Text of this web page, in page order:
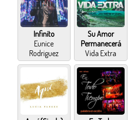
Infinito
Eunice
Rodriguez
Su Amor
Permanecerá
Vida Extra